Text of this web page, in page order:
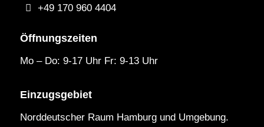
+49 170 960 4404
Öffnungszeiten
Mo – Do: 9-17 Uhr Fr: 9-13 Uhr
Einzugsgebiet
Norddeutscher Raum Hamburg und Umgebung.